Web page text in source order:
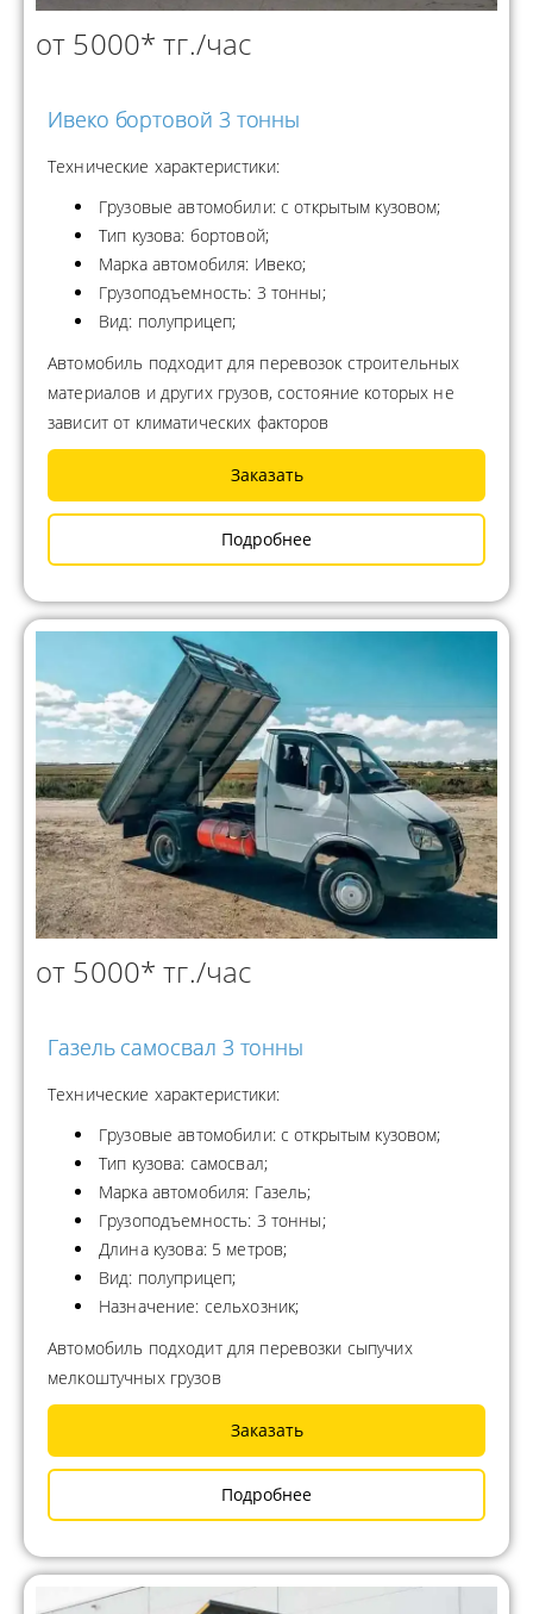
от 5000* тг./час
Ивеко бортовой 3 тонны
Технические характеристики:
Грузовые автомобили: с открытым кузовом;
Тип кузова: бортовой;
Марка автомобиля: Ивеко;
Грузоподъемность: 3 тонны;
Вид: полуприцеп;
Автомобиль подходит для перевозок строительных
материалов и других грузов, состояние которых не
зависит от климатических факторов
Заказать
Подробнее
от 5000* тг./час
Газель самосвал 3 тонны
Технические характеристики:
Грузовые автомобили: с открытым кузовом;
Тип кузова: самосвал;
Марка автомобиля: Газель;
Грузоподъемность: 3 тонны;
Длина кузова: 5 метров;
Вид: полуприцеп;
Назначение: сельхозник;
Автомобиль подходит для перевозки сыпучих
мелкоштучных грузов
Заказать
Подробнее